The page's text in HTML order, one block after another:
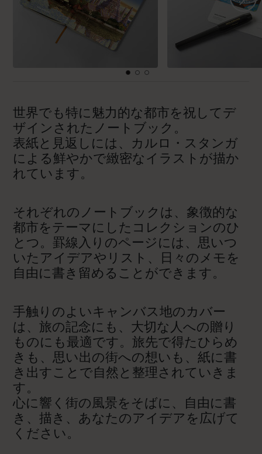
世界でも特に魅力的な都市を祝してデ
ザインされたノートブック。
表紙と見返しには、カルロ・スタンガ
による鮮やかで緻密なイラストが描か
れています。
それぞれのノートブックは、象徴的な
都市をテーマにしたコレクションのひ
とつ。罫線入りのページには、思いつ
いたアイデアやリスト、日々のメモを
自由に書き留めることができます。
手触りのよいキャンバス地のカバー
は、旅の記念にも、大切な人への贈り
ものにも最適です。旅先で得たひらめ
きも、思い出の街への想いも、紙に書
き出すことで自然と整理されていきま
す。
心に響く街の風景をそばに、自由に書
き、描き、あなたのアイデアを広げて
ください。